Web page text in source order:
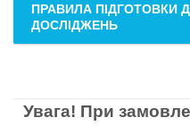
ПРАВИЛА ПІДГОТОВКИ
ДОСЛІДЖЕНЬ
Увага! При